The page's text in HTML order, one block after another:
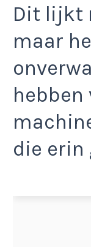
Dit lijkt
maar
hebben
die erin